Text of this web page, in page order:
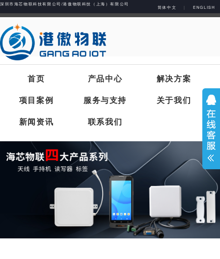
深圳市海芯物联科技有限公司/港傲物联科技（上海）有限公司
简体中文 | ENGLISH
首页 产品中心
解决方案
项目案例
服务与支持
关于我们
新闻资讯
联系我们